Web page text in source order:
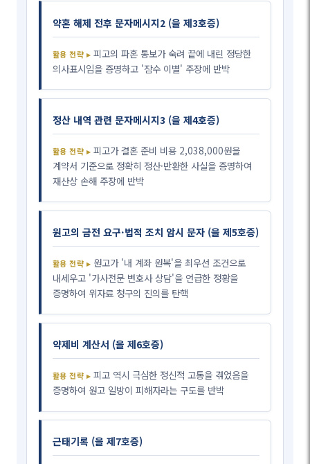
약혼 해제 전후 문자메시지2 (을 제3호증)
피고의 파혼 통보가 숙려 끝에 내린 정당한
의사표시임을 증명하고 '잠수 이별' 주장에 반박
정산 내역 관련 문자메시지3 (을 제4호증)
피고가 결혼 준비 비용 2,038,000원을
계약서 기준으로 정확히 정산·반환한 사실을 증명하여
재산상 손해 주장에 반박
원고의 금전 요구·법적 조치 암시 문자 (을 제5호증)
원고가 '내 계좌 원복'을 최우선 조건으로
내세우고 '가사전문 변호사 상담'을 언급한 정황을
증명하여 위자료 청구의 진의를 탄핵
약제비 계산서 (을 제6호증)
피고 역시 극심한 정신적 고통을 겪었음을
증명하여 원고 일방이 피해자라는 구도를 반박
근태기록 (을 제7호증)